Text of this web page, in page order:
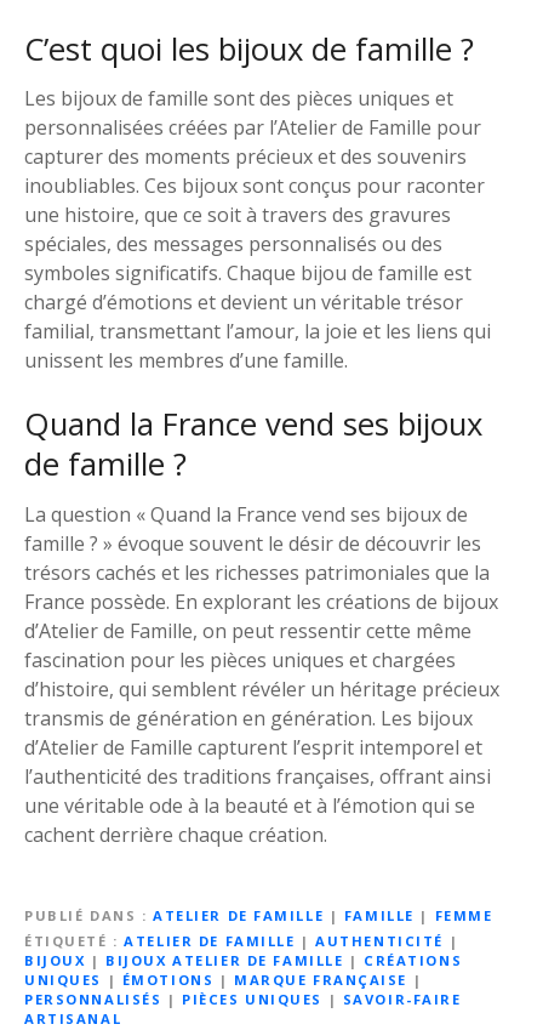
C’est quoi les bijoux de famille ?
Les bijoux de famille sont des pièces uniques et
personnalisées créées par l’Atelier de Famille pour
capturer des moments précieux et des souvenirs
inoubliables. Ces bijoux sont conçus pour raconter
une histoire, que ce soit à travers des gravures
spéciales, des messages personnalisés ou des
symboles significatifs. Chaque bijou de famille est
chargé d’émotions et devient un véritable trésor
familial, transmettant l’amour, la joie et les liens qui
unissent les membres d’une famille.
Quand la France vend ses bijoux
de famille ?
La question « Quand la France vend ses bijoux de
famille ? » évoque souvent le désir de découvrir les
trésors cachés et les richesses patrimoniales que la
France possède. En explorant les créations de bijoux
d’Atelier de Famille, on peut ressentir cette même
fascination pour les pièces uniques et chargées
d’histoire, qui semblent révéler un héritage précieux
transmis de génération en génération. Les bijoux
d’Atelier de Famille capturent l’esprit intemporel et
l’authenticité des traditions françaises, offrant ainsi
une véritable ode à la beauté et à l’émotion qui se
cachent derrière chaque création.
PUBLIÉ DANS ATELIER DE FAMILLE | FAMILLE | FEMME
ÉTIQUETÉ
ATELIER DE FAMILLE |AUTHENTICITÉ |
BIJOUX | BIJOUX ATELIER DE FAMILLE | CRÉATIONS
UNIQUES
| ÉMOTIONS | MARQUE FRANÇAISE |
PERSONNALISÉS | PIÈCES UNIQUES | SAVOIR-FAIRE
ARTISANAL